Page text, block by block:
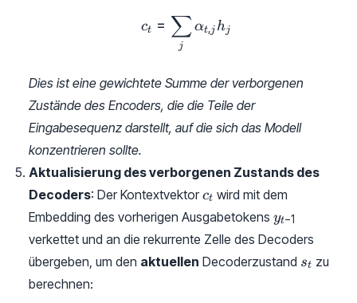
c_t = \sum_j \alpha_{t, j}
ct =
j
∑αt,j hj
Dies ist eine gewichtete Summe der verborgenen
Zustände des Encoders, die die Teile der
Eingabesequenz darstellt, auf die sich das Modell
konzentrieren sollte.
Aktualisierung des verborgenen Zustands des
Decoders: Der Kontextvektorc_t
ct wird mit dem
Embedding des vorherigen Ausgabetokens y_{t-
1}
yt−1
verkettet und an die rekurrente Zelle des Decoders
übergeben, um den aktuellen Decoderzustand s_t
st zu
berechnen: